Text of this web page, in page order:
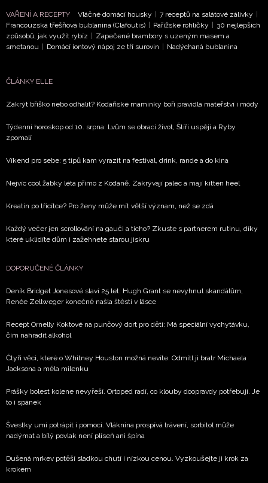
ochrany soukromí - BurdaMedia Extra s.r.o. bude s
Vašimi údaji pracovat zejména k organizaci a
vyhodnocení akce a zasílání novinek.
informace od našich partnerů? Pokud souhlasíte se
soukromí BurdaMedia Extra s.r.o., zaškrtněte toto pole.
VAŘENÍ A RECEPTY Vláčné domácí housky | 7 receptů na salátové zálivky |
Francouzská třešňová bublanina (Clafoutis) | Pařížské rohlíčky | 30 nejlepších
způsobů, jak využít rybíz | Zapečené brambory s uzeným masem a
smetanou | Domácí iontový nápoj ze tří surovin | Nadýchaná bublanina
ČLÁNKY ELLE
Zakrýt bříško nebo odhalit? Kodaňské maminky boří pravidla mateřství i módy
Týdenní horoskop od 10. srpna: Lvům se obrací život, Štíři uspějí a Ryby
zpomalí
Víkend pro sebe: 5 tipů kam vyrazit na festival, drink, rande a do kina
Nejvíc cool žabky léta přímo z Kodaně. Zakrývají palec a mají kitten heel
Kreatin po třicítce? Pro ženy může mít větší význam, než se zdá
Každý večer jen scrollování na gauči a ticho? Zkuste s partnerem rutinu, díky
které uklidíte dům i zažehnete starou jiskru
DOPORUČENÉ ČLÁNKY
Deník Bridget Jonesové slaví 25 let: Hugh Grant se nevyhnul skandálům,
Renée Zellweger konečně našla štěstí v lásce
Recept Ornelly Koktové na punčový dort pro děti: Má speciální vychytávku,
čím nahradit alkohol
Čtyři věci, které o Whitney Houston možná nevíte: Odmítl ji bratr Michaela
Jacksona a měla milenku
Prášky bolest kolene nevyřeší. Ortoped radí, co klouby doopravdy potřebují. Je
to i spánek
Švestky umí potrápit i pomoci. Vláknina prospívá trávení, sorbitol může
nadýmat a bílý povlak není plíseň ani špína
Dušená mrkev potěší sladkou chutí i nízkou cenou. Vyzkoušejte ji krok za
krokem